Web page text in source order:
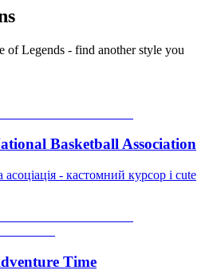
of Legends - find another style you
Basketball Association
- кастомний курсор і cute
Time